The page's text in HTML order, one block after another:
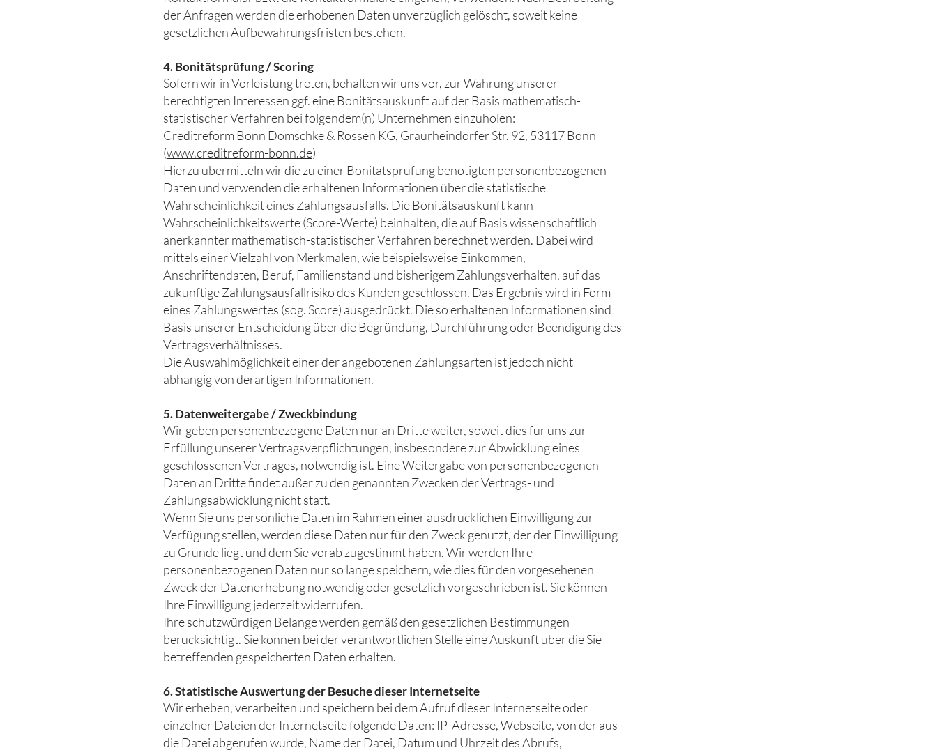
der Anfragen werden die erhobenen Daten unverzüglich gelöscht, soweit keine
gesetzlichen Aufbewahrungsfristen bestehen.
4. Bonitätsprüfung / Scoring
Sofern wir in Vorleistung treten, behalten wir uns vor, zur Wahrung unserer
berechtigten Interessen ggf. eine Bonitätsauskunft auf der Basis mathematisch-
statistischer Verfahren bei folgendem(n) Unternehmen einzuholen:
Creditreform Bonn Domschke & Rossen KG, Graurheindorfer Str. 92, 53117 Bonn
(www.creditreform-bonn.de)
Hierzu übermitteln wir die zu einer Bonitätsprüfung benötigten personenbezogenen
Daten und verwenden die erhaltenen Informationen über die statistische
Wahrscheinlichkeit eines Zahlungsausfalls. Die Bonitätsauskunft kann
Wahrscheinlichkeitswerte (Score-Werte) beinhalten, die auf Basis wissenschaftlich
anerkannter mathematisch-statistischer Verfahren berechnet werden. Dabei wird
mittels einer Vielzahl von Merkmalen, wie beispielsweise Einkommen,
Anschriftendaten, Beruf, Familienstand und bisherigem Zahlungsverhalten, auf das
zukünftige Zahlungsausfallrisiko des Kunden geschlossen. Das Ergebnis wird in Form
eines Zahlungswertes (sog. Score) ausgedrückt. Die so erhaltenen Informationen sind
Basis unserer Entscheidung über die Begründung, Durchführung oder Beendigung des
Vertragsverhältnisses.
Die Auswahlmöglichkeit einer der angebotenen Zahlungsarten ist jedoch nicht
abhängig von derartigen Informationen.
5. Datenweitergabe / Zweckbindung
Wir geben personenbezogene Daten nur an Dritte weiter, soweit dies für uns zur
Erfüllung unserer Vertragsverpflichtungen, insbesondere zur Abwicklung eines
geschlossenen Vertrages, notwendig ist. Eine Weitergabe von personenbezogenen
Daten an Dritte findet außer zu den genannten Zwecken der Vertrags- und
Zahlungsabwicklung nicht statt.
Wenn Sie uns persönliche Daten im Rahmen einer ausdrücklichen Einwilligung zur
Verfügung stellen, werden diese Daten nur für den Zweck genutzt, der der Einwilligung
zu Grunde liegt und dem Sie vorab zugestimmt haben. Wir werden Ihre
personenbezogenen Daten nur so lange speichern, wie dies für den vorgesehenen
Zweck der Datenerhebung notwendig oder gesetzlich vorgeschrieben ist. Sie können
Ihre Einwilligung jederzeit widerrufen.
Ihre schutzwürdigen Belange werden gemäß den gesetzlichen Bestimmungen
berücksichtigt. Sie können bei der verantwortlichen Stelle eine Auskunft über die Sie
betreffenden gespeicherten Daten erhalten.
6. Statistische Auswertung der Besuche dieser Internetseite
Wir erheben, verarbeiten und speichern bei dem Aufruf dieser Internetseite oder
einzelner Dateien der Internetseite folgende Daten: IP-Adresse, Webseite, von der aus
die Datei abgerufen wurde, Name der Datei, Datum und Uhrzeit des Abrufs,